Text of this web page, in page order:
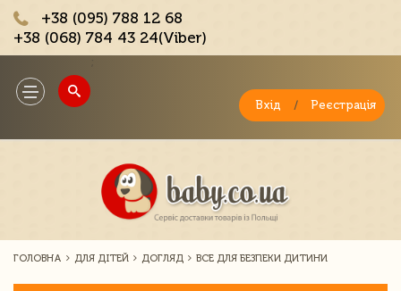
+38 (095) 788 12 68
+38 (068) 784 43 24(Viber)
Toggle
navigation
Вхід / Реєстрація
ГОЛОВНА ДЛЯ ДІТЕЙ ДОГЛЯД ВСЕ ДЛЯ БЕЗПЕКИ ДИТИНИ